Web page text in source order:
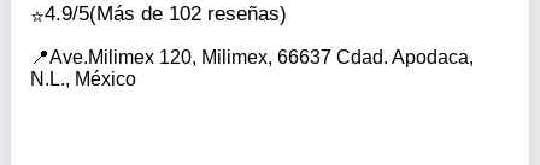
4.9/5(Más de 102 reseñas)
Ave.Milimex 120, Milimex, 66637 Cdad. Apodaca,
N.L., México